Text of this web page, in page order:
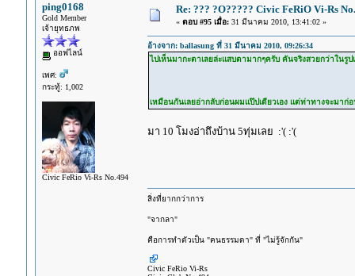
ping0168
Gold Member
เจ้ายุทธภพ
ออฟไลน์
เพศ:
กระทู้: 1,002
Civic FeRio Vi-Rs No.494
Re: ??? ?O????? Civic FeRiO Vi-Rs
« ตอบ #95 เมื่อ:31 มีนาคม 2010, 13:41:02 »
อ้างจาก: ballasung ที่ 31 มีนาคม 2010, 09:26:34
ไปเห็นมากะตาเลยล่ะแสบตามากๆครับ คันจริงสวยกว่าใน
เหมือนกันเลยอ่ากลับก่อนผมแป๊ปเดียวเอง แต่ท่าทางจะมา
มา 10 โมงอ่าถึงบ้าน 5ทุ่มเลย :'( :'(
สิ่งที่ยากกว่าการ
"จากลา"
คือการทำตัวเป็น "คนธรรมดา" ที่ "ไม่รู้จักกัน"
Civic FeRio Vi-Rs